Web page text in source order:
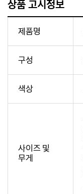
상품 고시정보
제품명
구성
색상
사이즈 및
무게